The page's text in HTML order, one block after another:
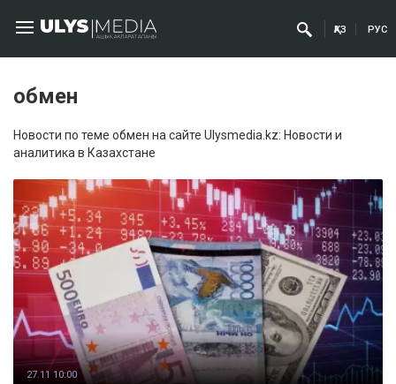
ҚАЗ РУС
обмен
Новости по теме обмен на сайте Ulysmedia.kz: Новости и
аналитика в Казахстане
27.11 10:00